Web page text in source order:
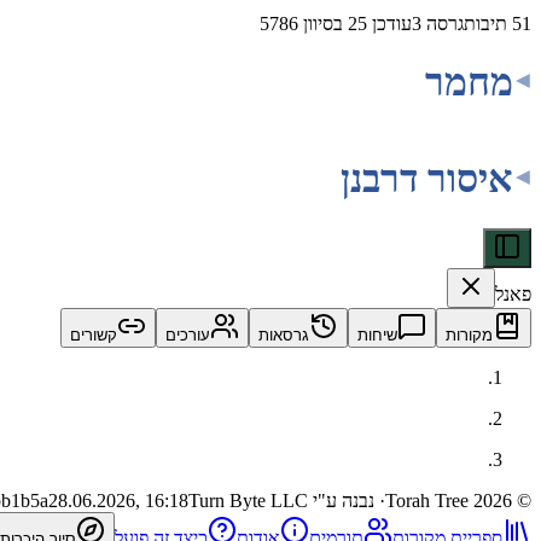
51 תיבותגרסה 3עודכן 25 בסיוון 5786
מחמר
איסור דרבנן
פאנל
מקורות שיחות גרסאות עורכים קשורים
©
2026 · נבנה ע"י Turn Byte LLC
28.06.2026, 16:18